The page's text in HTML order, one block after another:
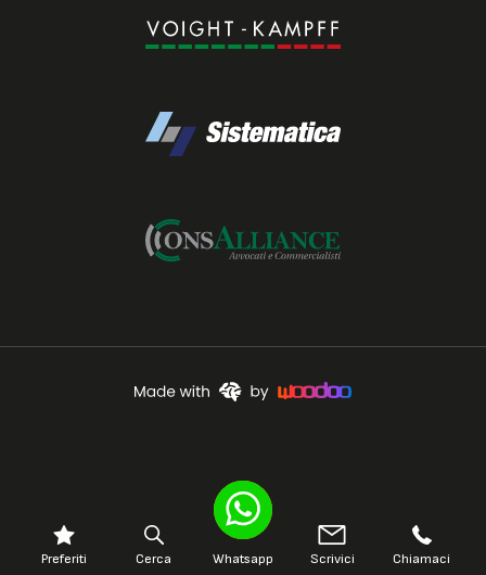
Preferiti Cerca Whatsapp Scrivici Chiamaci